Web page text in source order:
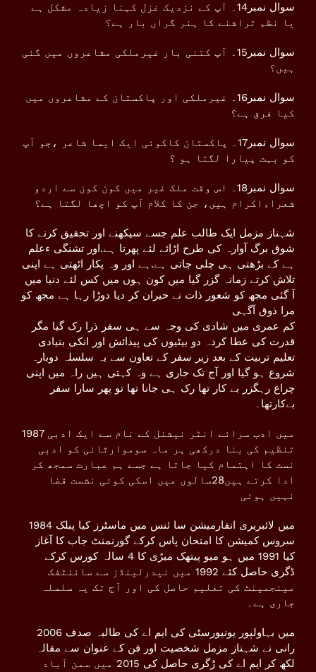
سوال نمبر14۔ آپ کے نزدیک غزل کہنا زیادہ مشکل ہے
یا نظم تراشنے کا ہنر گراں بار ہے؟
سوال نمبر15۔ آپ کتنی بار غیرملکی مشاعروں میں گئی
ہیں؟
سوال نمبر16۔ غیرملکی اور پاکستان کے مشاعروں میں
کیا فرق ہے؟
سوال نمبر17۔ پاکستان کاکوئی ایک ایسا شاعر ،جو آپ
کو بہت پیارا لگتا ہو ؟
سوال نمبر18۔ اس وقت ملک غیر میں کون کون سے اردو
شعراءاکرام ہیں، جن کا کلام آپ کو اچھا لگتا ہے؟
شہناز مزمل ایک طالب علم جسے سیکھنے اور تحقیق کرنے کا
شوق برگ آوارہ کی طرح اڑائے لئے پھرتا ہے.اور تشنگی ءعلم
ہے کے بڑھتی ہی چلی جاتی ہے.ہے اور وہ پکار اٹھتی ہے اپنی
تلاش کرتے زمانہ گزر گیا میں کون ہوں میں کس لئے دنیا میں
آ گئی مجھ کو شعور ذات نے حیران کر دیا دوڑا رہا ہے مجھ کو
مرا ذوق آگہی
کم عمری میں شادی کی وجہ سے ہی سفر ذرا رک گیا مگر
قدرت کی عطا کردہ دو بیٹیوں کی پیدائش اور انکی بنیادی
تعلیم تربیت کے بعد زیر سفر کے تعاون سے یہ سلسلہ دوبارہ
شروع ہو گیا اور آج تک جاری ہے وہ کہتی ہیں راہ میں اپنی
چراغ رہگزر بے کار تھا رک ہی جانا تھا تو پھر سارا سفر
بےکارتھا۔
1987 میں ادب سرائے انٹر نیشنل کے نام سے ایک ادبی
تنظیم کی بنا درکھی ہر ماہ سوموارثانی کو ادبی
نست کا اہتمام کیا جاتا ہے جسے ہم عبارت سمجھ کر
ادا کرتے ہیں28سالوں میں اسکی کوئی نشست قضا
نہیں ہوئی
1984 میں لائبریری انفارمیشن سا ئنس میں ماسٹرز کیا پبلک
سروس کمیشن کا امتحان پاس کرکے گورنمنٹ جاب کا آغاز
کیا 1991 میں ہو میو پیتھک میڑی کا 4 سالہ کورس کرکے
ڈگری حاصل کئے 1992 میں نیدرلینڈز سے سائنٹفک
مینجمینٹ کی تعلیم حاصل کی اور آج تک یہ سلسلہ
جاری ہے۔
2006 میں بہاولپور یونیورسٹی کی ایم اے کی طالبہ صدف
رانی نے شہناز مزمل شخصیت اور فن کے عنوان سے مقالہ
لکھ کر ایم اے کی ڑگری حاصل کی 2015 میں سمن آباد